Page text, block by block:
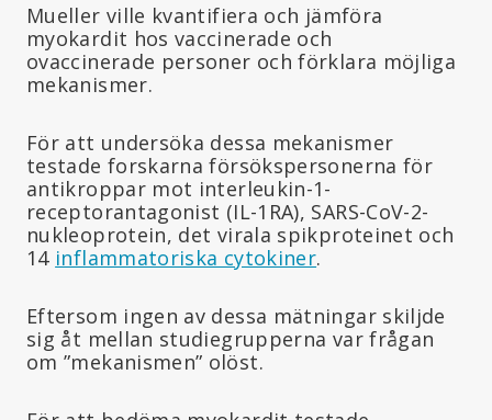
Mueller ville kvantifiera och jämföra
myokardit hos vaccinerade och
ovaccinerade personer och förklara möjliga
mekanismer.
För att undersöka dessa mekanismer
testade forskarna försökspersonerna för
antikroppar mot interleukin-1-
receptorantagonist (IL-1RA), SARS-CoV-2-
nukleoprotein, det virala spikproteinet och
14 inflammatoriska cytokiner.
Eftersom ingen av dessa mätningar skiljde
sig åt mellan studiegrupperna var frågan
om ”mekanismen” olöst.